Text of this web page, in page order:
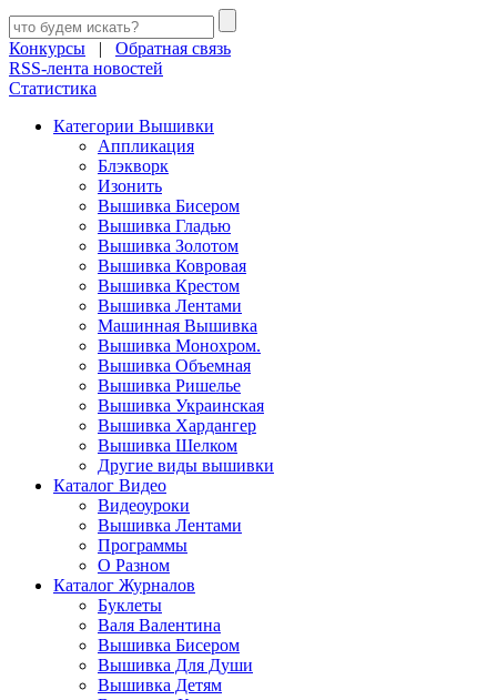
Конкурсы | Обратная связь
RSS-лента новостей
Статистика
Категории Вышивки
Аппликация
Блэкворк
Изонить
Вышивка Бисером
Вышивка Гладью
Вышивка Золотом
Вышивка Ковровая
Вышивка Крестом
Вышивка Лентами
Машинная Вышивка
Вышивка Монохром.
Вышивка Объемная
Вышивка Ришелье
Вышивка Украинская
Вышивка Хардангер
Вышивка Шелком
Другие виды вышивки
Каталог Видео
Видеоуроки
Вышивка Лентами
Программы
О Разном
Каталог Журналов
Буклеты
Валя Валентина
Вышивка Бисером
Вышивка Для Души
Вышивка Детям